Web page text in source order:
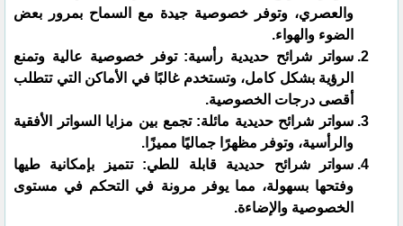
والعصري، وتوفر خصوصية جيدة مع السماح بمرور بعض
الضوء والهواء.
سواتر شرائح حديدية رأسية: توفر خصوصية عالية وتمنع
الرؤية بشكل كامل، وتستخدم غالبًا في الأماكن التي تتطلب
أقصى درجات الخصوصية.
سواتر شرائح حديدية مائلة: تجمع بين مزايا السواتر الأفقية
والرأسية، وتوفر مظهرًا جماليًا مميزًا.
سواتر شرائح حديدية قابلة للطي: تتميز بإمكانية طيها
وفتحها بسهولة، مما يوفر مرونة في التحكم في مستوى
الخصوصية والإضاءة.